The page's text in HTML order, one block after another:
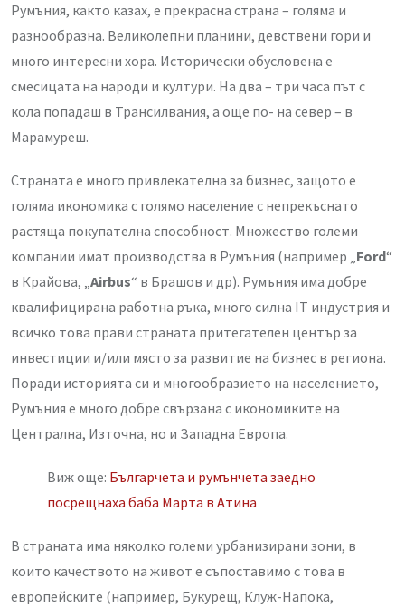
Румъния, както казах, е прекрасна страна – голяма и
разнообразна. Великолепни планини, девствени гори и
много интересни хора. Исторически обусловена е
смесицата на народи и култури. На два – три часа път с
кола попадаш в Трансилвания, а още по- на север – в
Марамуреш.
Страната е много привлекателна за бизнес, защото е
голяма икономика с голямо население с непрекъснато
растяща покупателна способност. Множество големи
компании имат производства в Румъния (например „Ford“
в Крайова, „Airbus“ в Брашов и др). Румъния има добре
квалифицирана работна ръка, много силна IT индустрия и
всичко това прави страната притегателен център за
инвестиции и/или място за развитие на бизнес в региона.
Поради историята си и многообразието на населението,
Румъния е много добре свързана с икономиките на
Централна, Източна, но и Западна Европа.
Виж още: Българчета и румънчета заедно
посрещнаха баба Марта в Атина
В страната има няколко големи урбанизирани зони, в
които качеството на живот е съпоставимо с това в
европейските (например, Букурещ, Клуж-Напока,